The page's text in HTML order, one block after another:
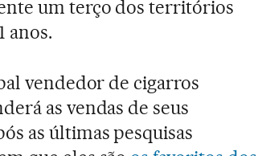
um terço dos territórios
anos.
vendedor de cigarros
as vendas de seus
as últimas pesquisas